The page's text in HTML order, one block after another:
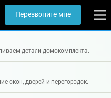
Перезвоните мне
детали домокомплекта.
окон, дверей и перегородок.